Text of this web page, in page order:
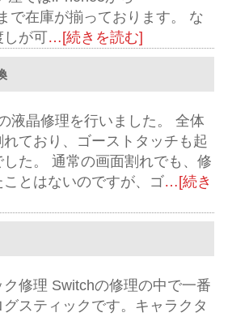
で在庫が揃っております。 な
が可…[続きを読む]
液晶修理を行いました。 全体
ており、ゴーストタッチも起
た。 通常の画面割れでも、修
とはないのですが、ゴ…[続き
修理 Switchの修理の中で一番
スティックです。キャラクタ